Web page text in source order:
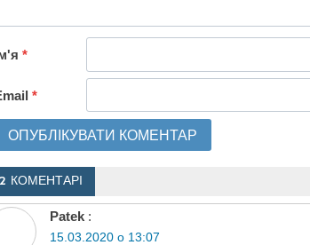
*
*
2 КОМЕНТАРІ
Patek :
15.03.2020 о 13:07